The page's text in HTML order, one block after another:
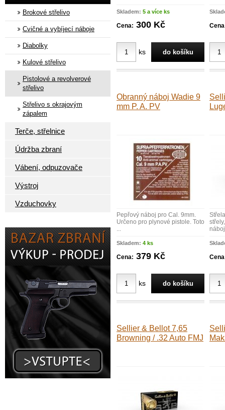
Brokové střelivo
Cvičné a vybíjecí náboje
Diabolky
Kulové střelivo
Pistolové a revolverové
střelivo
Střelivo s okrajovým
zápalem
Terče, střelnice
Údržba zbraní
Vábení, odpuzovače
Výstroj
Vzduchovky
Skladem: 5 a více ks
Cena: 300 Kč
ks
Obranný náboj Wadie 9
mm P. A. PV
Pepřový náboj pro Cal. 9mm.
Určeno pro plynové pistole. Toto
...
Skladem: 4 ks
Cena: 379 Kč
ks
Sellier & Bellot 7,65
Browning / .32 Auto FMJ